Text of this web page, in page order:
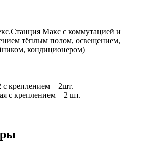
Макс с коммутацией и
тёплым полом, освещением,
кондиционером)
креплением – 2шт.
с креплением – 2 шт.